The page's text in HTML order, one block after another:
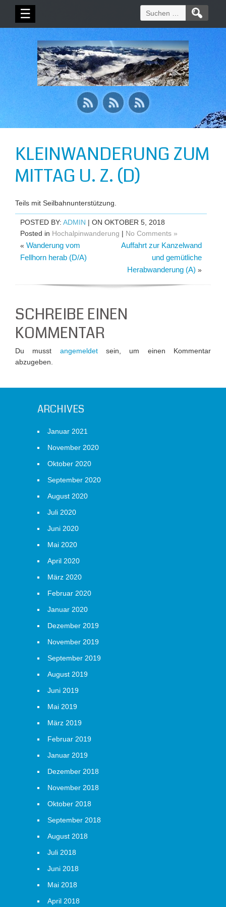
☰
Suchen
nach:
KLEINWANDERUNG ZUM
MITTAG U. Z. (D)
Teils mit Seilbahnunterstützung.
POSTED BY: ADMIN | ON OKTOBER 5, 2018
Posted in Hochalpinwanderung | No Comments »
« Wanderung vom
Fellhorn herab (D/A)
Auffahrt zur Kanzelwand
und gemütliche
Herabwanderung (A) »
SCHREIBE EINEN
KOMMENTAR
Du musst angemeldetsein, um einen Kommentar
abzugeben.
ARCHIVES
Januar 2021
November 2020
Oktober 2020
September 2020
August 2020
Juli 2020
Juni 2020
Mai 2020
April 2020
März 2020
Februar 2020
Januar 2020
Dezember 2019
November 2019
September 2019
August 2019
Juni 2019
Mai 2019
März 2019
Februar 2019
Januar 2019
Dezember 2018
November 2018
Oktober 2018
September 2018
August 2018
Juli 2018
Juni 2018
Mai 2018
April 2018